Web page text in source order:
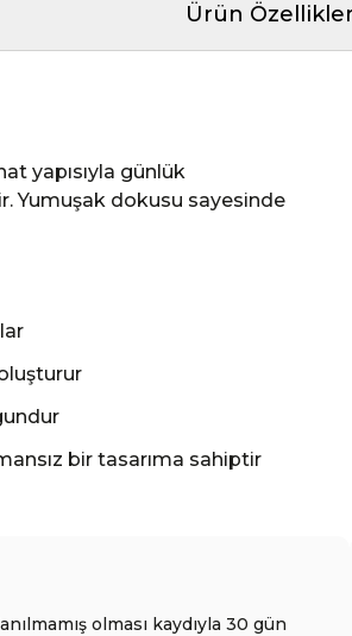
Ürün
yapısıyla günlük
Yumuşak dokusu sayesinde
bir tasarıma sahiptir
olması kaydıyla 30 gün